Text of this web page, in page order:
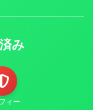
み
ィー